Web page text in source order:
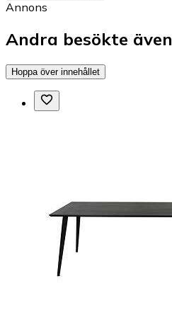
Annons
Andra besökte även
Hoppa över innehållet